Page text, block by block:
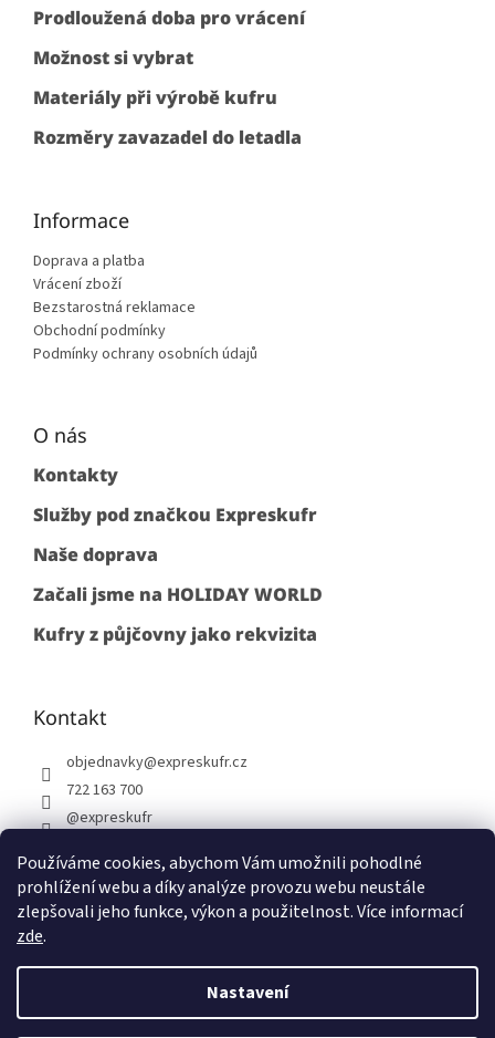
Používáme cookies, abychom Vám umožnili pohodlné
prohlížení webu a díky analýze provozu webu neustále
zlepšovali jeho funkce, výkon a použitelnost. Více informací
zde.
Nastavení
Prodloužená doba pro vrácení
Možnost si vybrat
Materiály při výrobě kufru
Rozměry zavazadel do letadla
Informace
Doprava a platba
Vrácení zboží
Bezstarostná reklamace
Obchodní podmínky
Podmínky ochrany osobních údajů
O nás
Kontakty
Služby pod značkou Expreskufr
Naše doprava
Začali jsme na HOLIDAY WORLD
Kufry z půjčovny jako rekvizita
Kontakt
objednavky@expreskufr.cz
722 163 700
@expreskufr
Vytvořil Shoptet